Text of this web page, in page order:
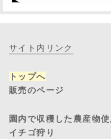
サイト内リンク
トップへ
販売のページ
園内で収穫した農産物
イチゴ狩り